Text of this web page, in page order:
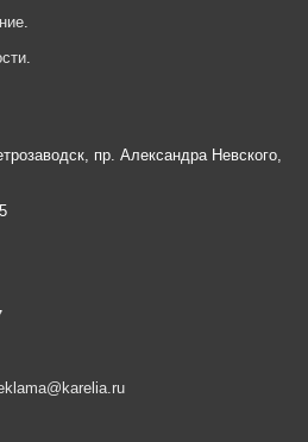
пр. Александра Невского,